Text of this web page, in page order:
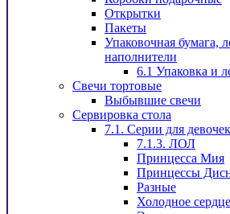
Открытки
Пакеты
Упаковочная бумага,
наполнители
6.1 Упаковка и
Свечи тортовые
Выбывшие свечи
Сервировка стола
7.1. Серии для девочек
7.1.3. ЛОЛ
Принцесса Мия
Принцессы
Разные
Холодное сердце